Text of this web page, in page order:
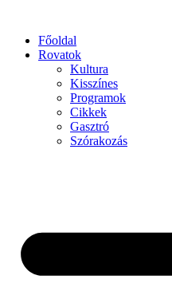
Főoldal
Rovatok
Kultura
Kisszínes
Programok
Cikkek
Gasztró
Szórakozás